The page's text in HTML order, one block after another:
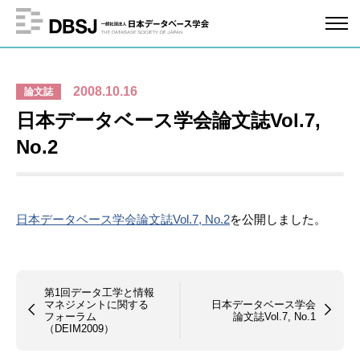
論文誌 2008.10.16
日本データベース学会論文誌Vol.7,
No.2
日本データベース学会論文誌Vol.7, No.2を公開しました。
第1回データ工学と情報
マネジメントに関する
フォーラム
（DEIM2009）
日本データベース学会
論文誌Vol.7, No.1